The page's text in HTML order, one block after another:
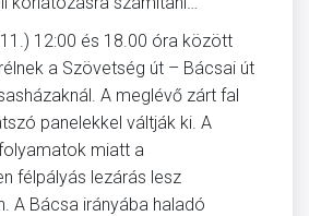
12:00 és 18.00 óra között
a Szövetség út – Bácsai út
A meglévő zárt fal
panelekkel váltják ki. A
miatt a
félpályás lezárás lesz
A Bácsa irányába haladó